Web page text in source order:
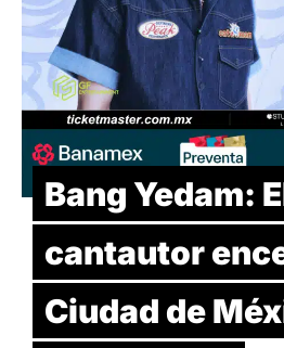
Bang Yedam:
cantautor
Ciudad de